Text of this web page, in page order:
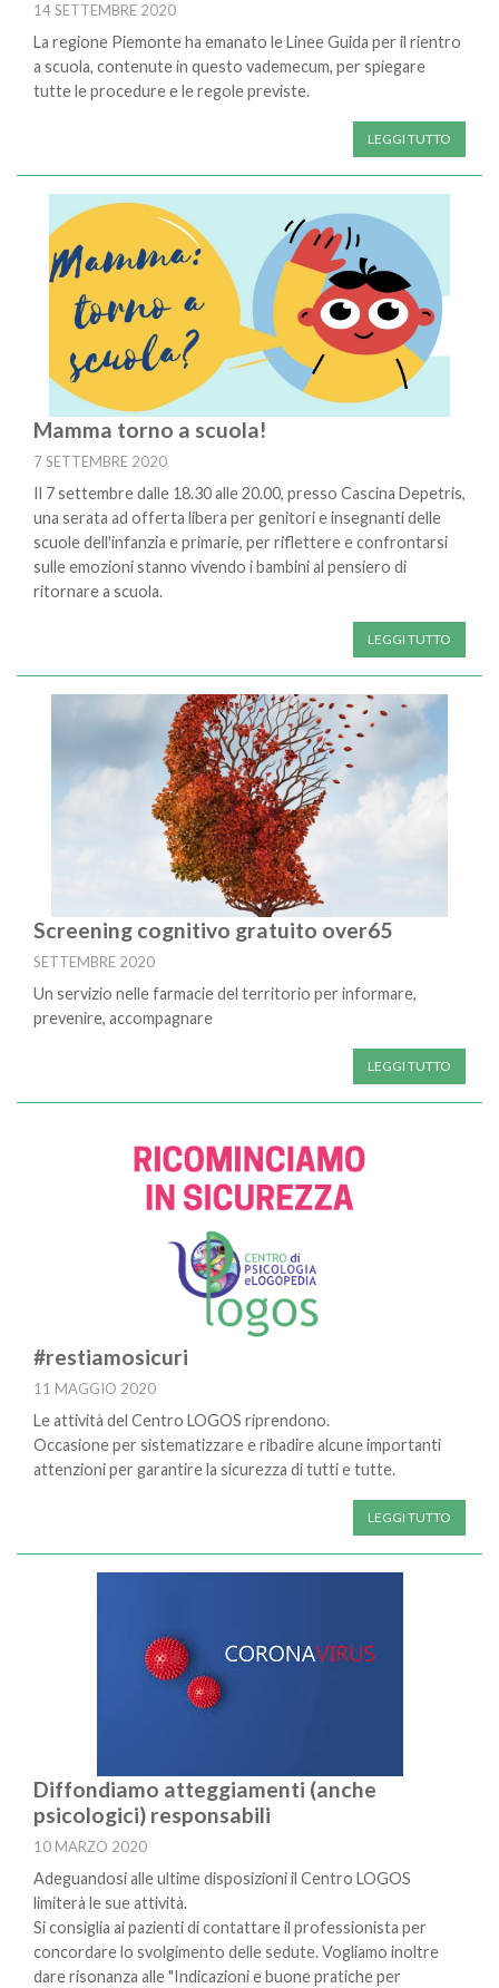
14 SETTEMBRE 2020
La regione Piemonte ha emanato le Linee Guida per il rientro
a scuola, contenute in questo vademecum, per spiegare
tutte le procedure e le regole previste.
LEGGI TUTTO
Mamma torno a scuola!
7 SETTEMBRE 2020
Il 7 settembre dalle 18.30 alle 20.00, presso Cascina Depetris,
una serata ad offerta libera per genitori e insegnanti delle
scuole dell'infanzia e primarie, per riflettere e confrontarsi
sulle emozioni stanno vivendo i bambini al pensiero di
ritornare a scuola.
LEGGI TUTTO
Screening cognitivo gratuito over65
SETTEMBRE 2020
Un servizio nelle farmacie del territorio per informare,
prevenire, accompagnare
LEGGI TUTTO
#restiamosicuri
11 MAGGIO 2020
Le attività del Centro LOGOS riprendono.
Occasione per sistematizzare e ribadire alcune importanti
attenzioni per garantire la sicurezza di tutti e tutte.
LEGGI TUTTO
Diffondiamo atteggiamenti (anche
psicologici) responsabili
10 MARZO 2020
Adeguandosi alle ultime disposizioni il Centro LOGOS
limiterà le sue attività.
Si consiglia ai pazienti di contattare il professionista per
concordare lo svolgimento delle sedute. Vogliamo inoltre
dare risonanza alle "Indicazioni e buone pratiche per